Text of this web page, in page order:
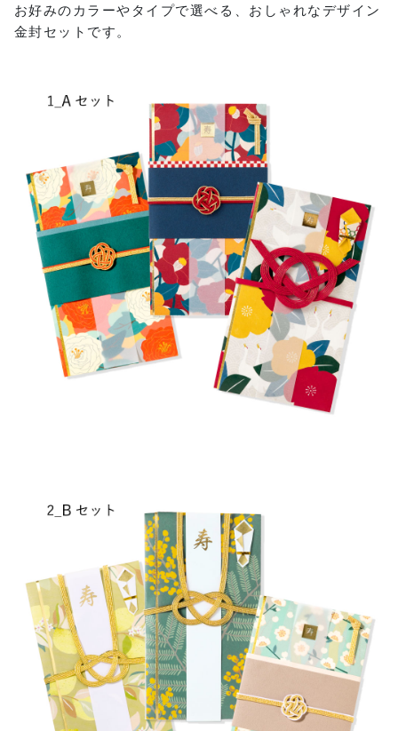
お好みのカラーやタイプで選べる、おしゃれなデザイン
金封セットです。